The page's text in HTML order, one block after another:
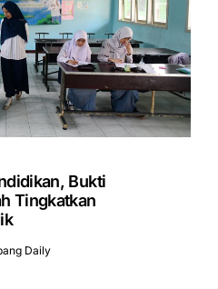
Bukti
Tingkatkan
Daily